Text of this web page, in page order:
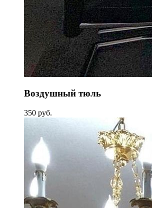
Воздушный тюль
350 руб.